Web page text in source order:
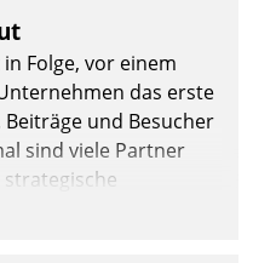
Folge, vor einem
das erste
und Besucher
sind viele Partner
strategische